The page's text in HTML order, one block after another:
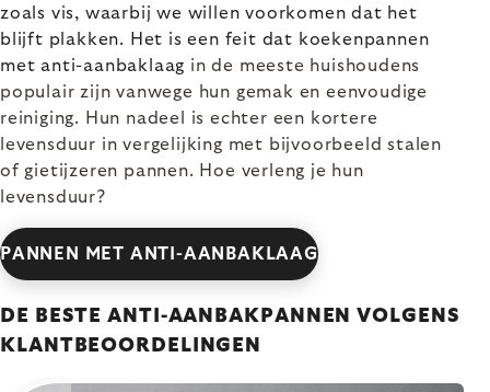
zoals vis, waarbij we willen voorkomen dat het
blijft plakken. Het is een feit dat koekenpannen
met anti-aanbaklaag in de meeste huishoudens
populair zijn vanwege hun gemak en eenvoudige
reiniging. Hun nadeel is echter een kortere
levensduur in vergelijking met bijvoorbeeld stalen
of gietijzeren pannen. Hoe verleng je hun
levensduur?
PANNEN MET ANTI-AANBAKLAAG
DE BESTE ANTI-AANBAKPANNEN VOLGENS
KLANTBEOORDELINGEN